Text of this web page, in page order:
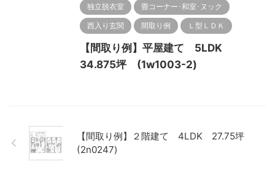
独立脱衣室 畳コーナー･和室･ヌック
西入り玄関 間取り例 Ｌ型ＬＤＫ
【間取り例】平屋建て 5LDK
34.875坪 (1w1003-2)
【間取り例】２階建て 4LDK 27.75坪
(2n0247)